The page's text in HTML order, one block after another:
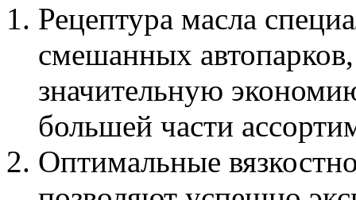
Рецептура масла
смешанных
значительную
большей части
Оптимальные